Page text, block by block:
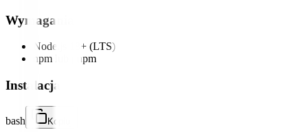
Wymagania
Node.js 18+ (LTS)
npm lub pnpm
Instalacja
bash Kopiuj